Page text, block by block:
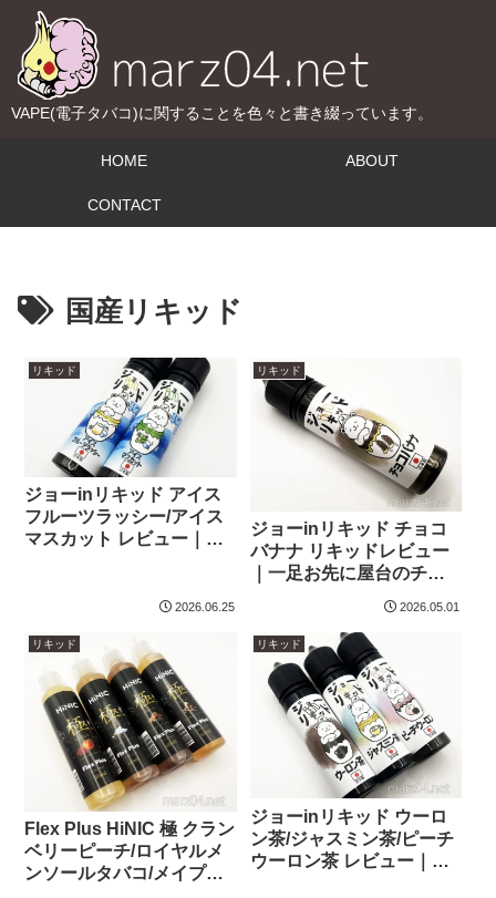
VAPE(電子タバコ)に関することを色々と書き綴っています。
HOME ABOUT
CONTACT
国産リキッド
リキッド
ジョーinリキッド アイス
フルーツラッシー/アイス
マスカット レビュー｜冷
2026.06.25
リキッド
ジョーinリキッド チョコ
バナナ リキッドレビュー
｜一足お先に屋台のチョ
2026.05.01
リキッド
Flex Plus HiNIC 極 クラン
ベリーピーチ/ロイヤルメ
ンソールタバコ/メイプル
リキッド
ジョーinリキッド ウーロ
ン茶/ジャスミン茶/ピーチ
ウーロン茶 レビュー｜ま